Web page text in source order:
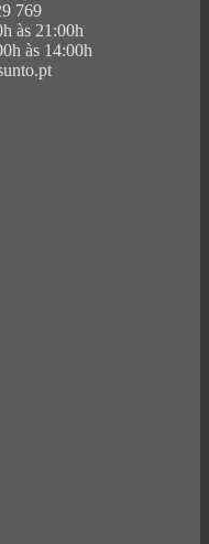
769
às 21:00h
às 14:00h